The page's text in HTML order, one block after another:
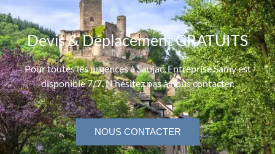
Devis & Déplacement GRATUITS
Pour toutes les urgences à Saujac, Entreprise Samy est
disponible 7/7. N’hésitez pas à nous contacter.
NOUS CONTACTER